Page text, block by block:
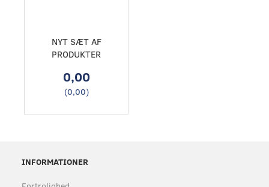
NYT SÆT AF
PRODUKTER
0,00
(0,00)
INFORMATIONER